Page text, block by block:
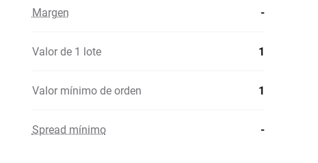
Margen -
Valor de 1 lote 1
Valor mínimo de orden 1
Spread mínimo -